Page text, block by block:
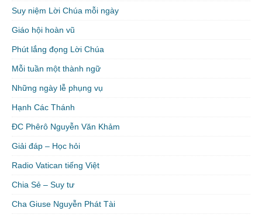
Suy niệm Lời Chúa mỗi ngày
Giáo hội hoàn vũ
Phút lắng đọng Lời Chúa
Mỗi tuần một thành ngữ
Những ngày lễ phụng vụ
Hạnh Các Thánh
ĐC Phêrô Nguyễn Văn Khảm
Giải đáp – Học hỏi
Radio Vatican tiếng Việt
Chia Sẻ – Suy tư
Cha Giuse Nguyễn Phát Tài